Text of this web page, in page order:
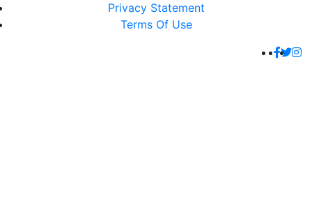
Privacy Statement
Terms Of Use